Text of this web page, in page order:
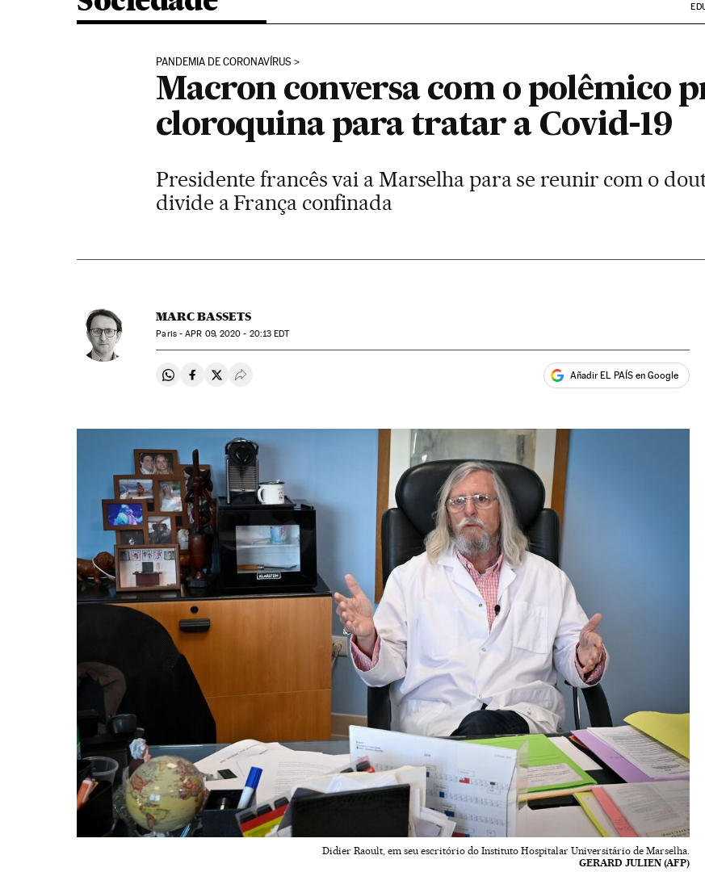
PANDEMIA DE CORONAVÍRUS
Macron conversa com o polêmico
cloroquina para tratar a Covid-19
Presidente francês vai a Marselha para se reunir com o
divide a França confinada
MARC BASSETS
Paris -APR 09, 2020 - 20:13 EDT
Compartir en Whatsapp
Compartir en Facebook
Compartir en Twitter
Desplegar Redes Sociales Añadir EL PAÍS en Google
Didier Raoult, em seu escritório do Instituto Hospitalar Universitário de Marselha.
GERARD JULIEN (AFP)